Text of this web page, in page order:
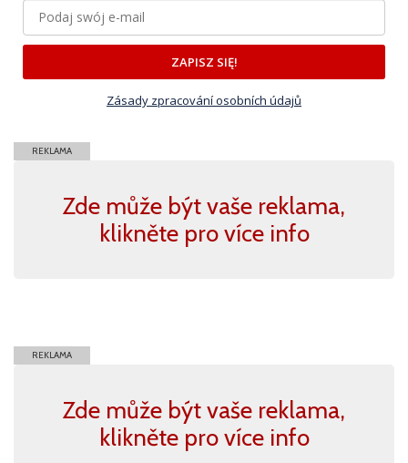
ZAPISZ SIĘ!
Zásady zpracování osobních údajů
REKLAMA
Zde může být vaše reklama,
klikněte pro více info
REKLAMA
Zde může být vaše reklama,
klikněte pro více info